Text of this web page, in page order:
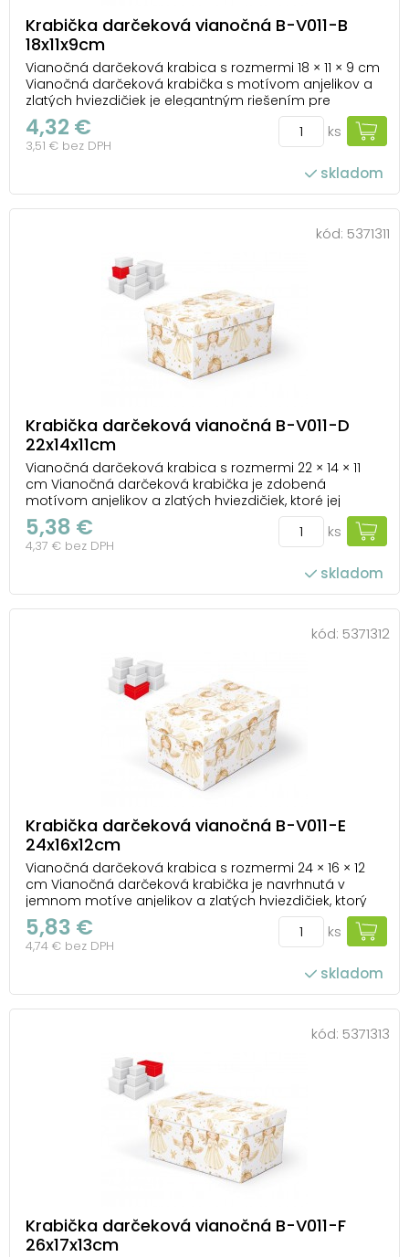
Krabička darčeková vianočná B-V011-B
18x11x9cm
Vianočná darčeková krabica s rozmermi 18 × 11 × 9 cm
Vianočná darčeková krabička s motívom anjelikov a
zlatých hviezdičiek je elegantným riešením pre
darčeky, ktoré chcete zabaliť rýchlo, prakticky a
zároveň krásne. Krabička sama o sebe pôsobí ako
malý darček, ktorý dotvára celkový dojem prekv...
4,32 €
3,51 € bez DPH
ks
skladom
kód: 5371311
Krabička darčeková vianočná B-V011-D
22x14x11cm
Vianočná darčeková krabica s rozmermi 22 × 14 × 11
cm Vianočná darčeková krabička je zdobená
motívom anjelikov a zlatých hviezdičiek, ktoré jej
dodávajú jemný a elegantný vzhľad. Vďaka pevnému
prevedeniu sa stáva nielen praktickým obalom, ale aj
krásnou súčasťou samotného darčeka. Už pri odovz...
5,38 €
4,37 € bez DPH
ks
skladom
kód: 5371312
Krabička darčeková vianočná B-V011-E
24x16x12cm
Vianočná darčeková krabica s rozmermi 24 × 16 × 12
cm Vianočná darčeková krabička je navrhnutá v
jemnom motíve anjelikov a zlatých hviezdičiek, ktorý
pôsobí decentne a štýlovo. Vďaka svojmu vzhľadu
premení každý darček na krásne zabalené
prekvapenie, bez potreby ďalšej dekorácie. Krabička
5,83 €
4,74 € bez DPH
ks
skladom
kód: 5371313
Krabička darčeková vianočná B-V011-F
26x17x13cm